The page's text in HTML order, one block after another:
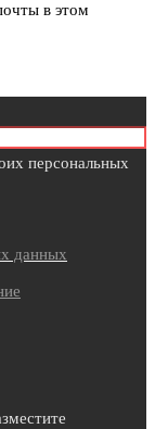
в этом
персональных
данных